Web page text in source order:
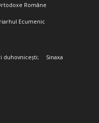
Române
Ecumenic
duhovnicești; Sinaxa